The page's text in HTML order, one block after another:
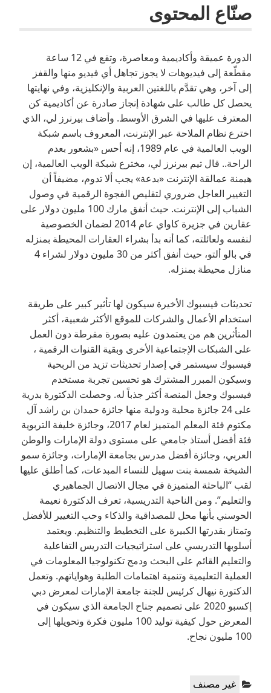
صنّاع المحتوى
الدورة عميقة وأكاديمية ومعاصرة، وتقع في 12 ساعة
مقطّعة إلى فيديوهات لا يجوز تجاهل أي فيديو منها والقفز
إلى آخر، وهي تقدَّم باللغتين العربية والإنكليزية، وفي نهايتها
يحصل كل طالب على شهادة إنجاز صادرة عن أكاديمية كن
المعترف عليها في الشرق الأوسط. وأضاف بيرنرز لي، الذي
اخترع نظام الملاحة عبر الإنترنت، المعروف باسم شبكة
الويب العالمية في عام 1989، إنه أحس «بشعور بعدم
الراحة.. قال تيم بيرنرز لي، مخترع شبكة الويب العالمية، إن
هيمنة عمالقة الإنترنت «بدعة» يجب ألا تدوم، مضيفاً أن
التغيير العاجل ضروري لتقليص الفجوة الرقمية في وصول
الشباب إلى الإنترنت. حيث أنفق مارك 100 مليون دولار على
عقارين في جزيرة كاواي عام 2014 لضمان الخصوصية
لنفسه ولعائلته، كما أنه بدأ بشراء العقارات المحيطة بمنزله
في بالو ألتو، حيث أنفق أكثر من 30 مليون دولار لشراء 4
منازل محيطة بمنزله.
تحديثات فيسبوك الأخيرة سيكون لها تأثير كبير على طريقة
استخدام الأعمال والشركات للموقع الأكثر شعبية، أكثر
المتأثرين هم من يعتمدون عليه بصورة مفرطة دون العمل
على الشبكات الإجتماعية الأخرى وبقية القنوات الرقمية ،
فيسبوك سيستمر في إصدار تحديثات تزيد من الربحية
وسيكون المبرر المشترك هو تحسين تجربة مستخدم
فيسبوك وجعل المنصة أكثر جذباً له. وحصلت الدكتورة بدرية
على 24 جائزة محلية ودولية منها جائزة حمدان بن راشد آل
مكتوم فئة المعلم المتميز لعام 2017، وجائزة خليفة التربوية
فئة أفضل أستاذ جامعي على مستوى دولة الإمارات والوطن
العربي، وجائزة أفضل مدرس بجامعة الإمارات، وجائزة سمو
الشيخة شمسة بنت سهيل للنساء المبدعات، كما أطلق عليها
لقب “الباحثة المتميزة في مجال الاتصال الجماهيري
والتعليم”. ومن الناحية التدريسية، تعرف الدكتورة نعيمة
الحوسني بأنها محل للمصداقية والذكاء وحب التغيير للأفضل
وتمتاز بقدرتها الكبيرة على التخطيط والتنظيم. ويعتمد
أسلوبها التدريسي على استراتيجيات التدريس التفاعلية
والتعليم القائم على البحث ودمج تكنولوجيا المعلومات في
العملية التعليمية وتنمية اهتمامات الطلبة وهواياتهم. وتعمل
الدكتورة نيهال كرئيس للجنة جامعة الإمارات لمعرض دبي
إكسبو 2020 على تصميم جناح الجامعة الذي سيكون في
المعرض حول كيفية توليد 100 مليون فكرة وتحويلها إلى
100 مليون نجاح.
Categories:
غير مصنف